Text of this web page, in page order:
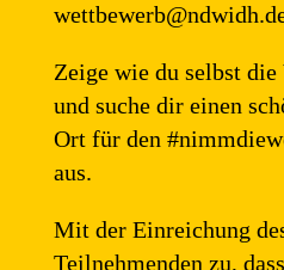
Zeige wie du selbst
und suche dir einen
Ort für den
aus.
Mit der Einreichung
Teilnehmenden zu,